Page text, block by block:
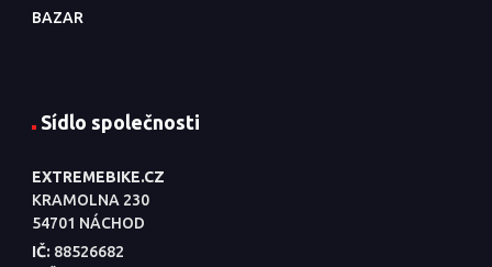
BAZAR
Sídlo společnosti
EXTREMEBIKE.CZ
KRAMOLNA 230
54701 NÁCHOD
IČ: 88526682